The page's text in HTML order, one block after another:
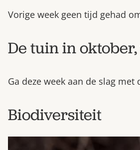
Vorige week geen tijd gehad
De tuin in
Ga deze week aan de slag
Biodiversiteit